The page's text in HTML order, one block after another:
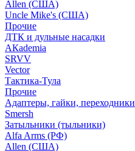
Allen (США)
Uncle Mike's (США)
Прочие
ДТК и дульные насадки
АКademia
SRVV
Vector
Тактика-Тула
Прочие
Адаптеры, гайки, переходники
Smersh
Затыльники (тыльники)
Alfa Arms (РФ)
Allen (США)